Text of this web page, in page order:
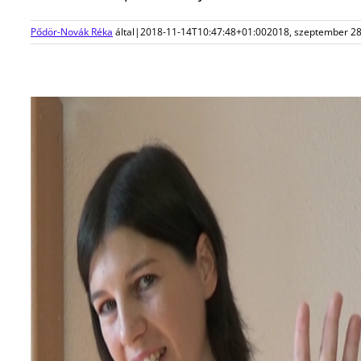
Pődör-Novák Réka által|2018-11-14T10:47:48+01:002018, szeptember 28